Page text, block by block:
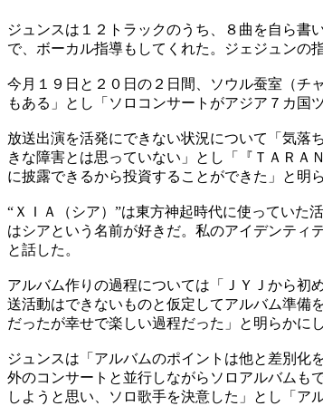
ジュンスは１２トラックのうち、８曲を自ら
で、ボーカル指導もしてくれた。ジェジュンの
今月１９日と２０日の２日間、ソウル蚕室（チ
もある」とし「ソロコンサートがアジア７カ国
放送出演を活発にできない状況について「気
きな障害とは思っていない」とし「『ＴＡＲＡ
に披露できるから投資することができた」と明
“ＸＩＡ（シア）”は東方神起時代に使っていた
はシアという名前が好きだ。私のアイデンティ
と話した。
アルバム作りの過程については「ＪＹＪから初
送活動はできないものと仮定してアルバム準備
だったが幸せで楽しい過程だった」と明らかにし
ジュンスは「アルバムのポイントは他と差別化
外のコンサートと並行しながらソロアルバムも
しようと思い、ソロ歌手を決意した」とし「